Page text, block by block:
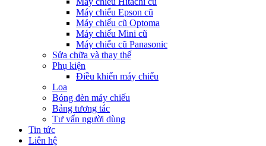
Máy chiếu Epson cũ
Máy chiếu cũ Optoma
Máy chiếu Mini cũ
Máy chiếu cũ Panasonic
Sửa chữa và thay thế
Phụ kiện
Điều khiển máy chiếu
Loa
Bóng đèn máy chiếu
Bảng tương tác
Tư vấn người dùng
Tin tức
Liên hệ